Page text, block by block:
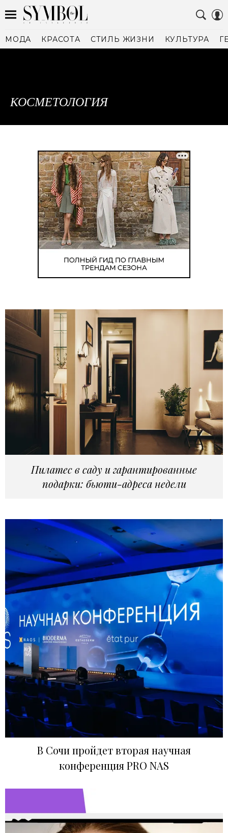
МОДА КРАСОТА СТИЛЬ ЖИЗНИ КУЛЬТУРА
КОСМЕТОЛОГИЯ
Пилатес в саду и гарантированные
подарки: бьюти-адреса недели
В Сочи пройдет вторая научная
конференция PRO NAS